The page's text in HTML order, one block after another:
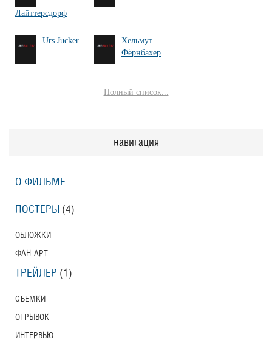
Лайттерсдорф
Urs Jucker
Хельмут
Фёрнбахер
Полный список...
навигация
О ФИЛЬМЕ
ПОСТЕРЫ (4)
ОБЛОЖКИ
ФАН-АРТ
ТРЕЙЛЕР (1)
СЪЕМКИ
ОТРЫВОК
ИНТЕРВЬЮ